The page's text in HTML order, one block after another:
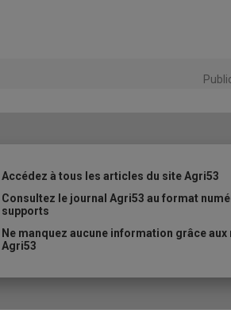
Accédez à tous les articles du site Agri53
Consultez le journal Agri53 au format
supports
Ne manquez aucune information grâce
Agri53